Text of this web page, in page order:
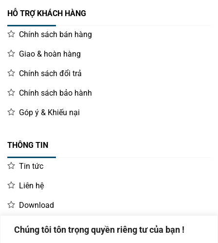
Chúng tôi tôn trọng quyền riêng tư của bạn !
HỖ TRỢ KHÁCH HÀNG
Chính sách bán hàng
Giao & hoàn hàng
Chính sách đổi trả
Chính sách bảo hành
Góp ý & Khiếu nại
THÔNG TIN
Tin tức
Liên hệ
Download
LIÊN HỆ MUA HÀNG